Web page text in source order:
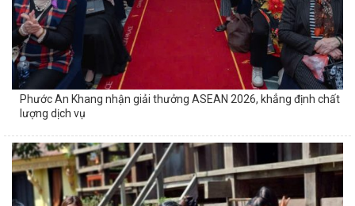
Phước An Khang nhận giải thưởng ASEAN 2026, khẳng định chất
lượng dịch vụ